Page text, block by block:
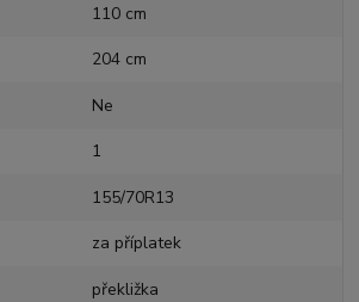
110 cm
204 cm
Ne
1
155/70R13
za příplatek
překližka